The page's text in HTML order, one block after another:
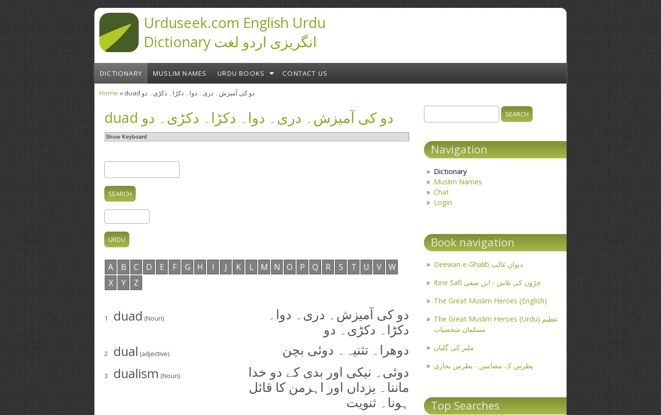
Urduseek.com English Urdu
Dictionary انگریزی اردو لغت
DICTIONARY MUSLIM NAMES URDU BOOKS CONTACT US
Home » duad دو کی آمیزش۔ دری۔ دوا۔ دکڑا۔ دکڑی۔ دو
duad دو کی آمیزش۔ دری۔ دوا۔ دکڑا۔ دکڑی۔ دو
Show Keyboard
A B C D E F G H I J K L M N O P Q R S T U V
W
X
Y Z
1 duad (Noun)
دو کی آمیزش۔ دری۔ دوا۔
دکڑا۔ دکڑی۔ دو
2 dual (adjective) دوھرا۔ تثنیہ۔ دوئی بچن
3 dualism (Noun)
دوئی۔ نیکی اور بدی کے دو خدا
ماننا۔ یزداں اور اہرمن کا قائل
ہونا۔ ثنویت
Search form
Navigation
Dictionary
Muslim Names
Chat
Login
Book navigation
Deewan-e-Ghalib دیوانِ غالب
Ibne Safi جڑوں کی تلاش - ابن صفی
The Great Muslim Heroes (English)
The Great Muslim Heroes (Urdu) عظیم
مسلمان شخصیات
ملیر کی گلیاں
پطرس کے مضامین - پطرس بخاری
Top Searches